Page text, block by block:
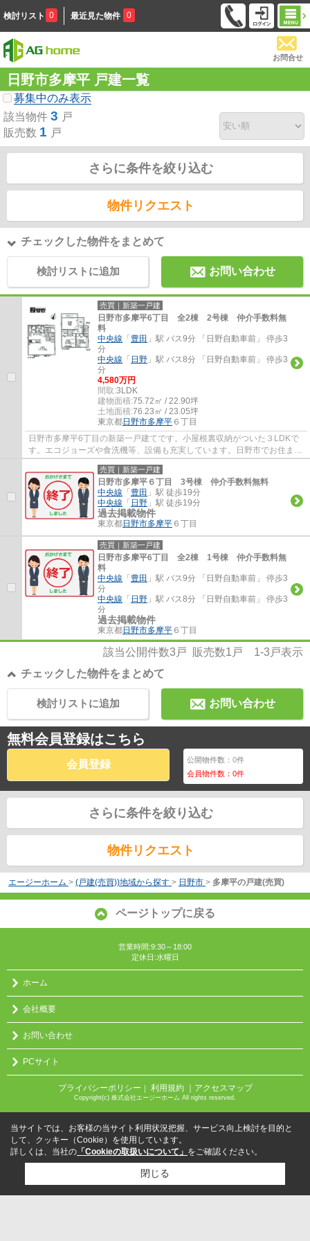
検討リスト 0 最近見た物件 0
お問合せ
日野市多摩平 戸建一覧
募集中のみ表示
該当物件 3 戸
販売数 1 戸
さらに条件を絞り込む
物件リクエスト
チェックした物件をまとめて
検討リストに追加 お問い合わせ
売買｜新築一戸建
日野市多摩平6丁目 全2棟 2号棟 仲介手数料無
料
中央線 「 豊田 」駅 バス9分 「日野自動車前」 停歩3
分
中央線 「 日野 」駅 バス8分 「日野自動車前」 停歩3
分
4,580万円
間取:3LDK
建物面積:75.72㎡ / 22.90坪
土地面積:76.23㎡ / 23.05坪
東京都日野市多摩平 ６丁目
日野市多摩平6丁目の新築一戸建てです。小屋根裏収納がついた３LDKで
す。エコジョーズや食洗機等、設備も充実しています。日野市でお住まい
をお探しなら、多摩地区に詳しいエージーホ...
売買｜新築一戸建
日野市多摩平６丁目 3号棟 仲介手数料無料
中央線 「 豊田 」駅 徒歩19分
中央線 「 日野 」駅 徒歩19分
過去掲載物件
東京都日野市多摩平 ６丁目
売買｜新築一戸建
日野市多摩平6丁目 全2棟 1号棟 仲介手数料無
料
中央線 「 豊田 」駅 バス9分 「日野自動車前」 停歩3
分
中央線 「 日野 」駅 バス8分 「日野自動車前」 停歩3
分
過去掲載物件
東京都日野市多摩平 ６丁目
該当公開件数3 戸 販売数1 戸 1-3 戸表示
チェックした物件をまとめて
お問い合わせ
検討リストに追加
無料会員登録はこちら
会員登録 公開物件数：0件
会員物件数：0件
さらに条件を絞り込む
物件リクエスト
エージーホーム > (戸建(売買))地域から探す > 日野市 > 多摩平の戸建(売買)
ページトップに戻る
営業時間:9:30～18:00
定休日:水曜日
ホーム
会社概要
お問い合わせ
PCサイト
プライバシーポリシー ｜ 利用規約 ｜アクセスマップ
Copyright(c) 株式会社エージーホーム All rights reserved.
当サイトでは、お客様の当サイト利用状況把握、サービス向上検討を目的と
して、クッキー（Cookie）を使用しています。
詳しくは、当社の 「Cookieの取扱いについて」 をご確認ください。
閉じる